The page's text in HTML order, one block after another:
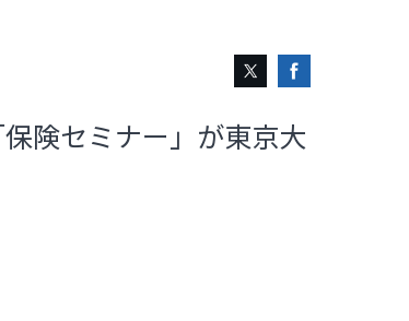
険セミナー」が東京大